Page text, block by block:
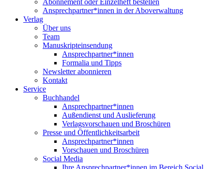
Abonnement oder Einzelheft bestellen
Ansprechpartner*innen in der Aboverwaltung
Verlag
Über uns
Team
Manuskripteinsendung
Ansprechpartner*innen
Formalia und Tipps
Newsletter abonnieren
Kontakt
Service
Buchhandel
Ansprechpartner*innen
Außendienst und Auslieferung
Verlagsvorschauen und Broschüren
Presse und Öffentlichkeitsarbeit
Ansprechpartner*innen
Vorschauen und Broschüren
Social Media
Ihre Ansprechpartner*innen im Bereich Social